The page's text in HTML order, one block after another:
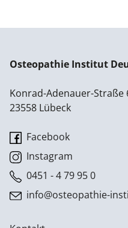
Osteopathie Institut
Konrad-Adenauer-Straße
23558 Lübeck
Facebook
Instagram
0451 - 4 79 95 0
info@osteopathie-